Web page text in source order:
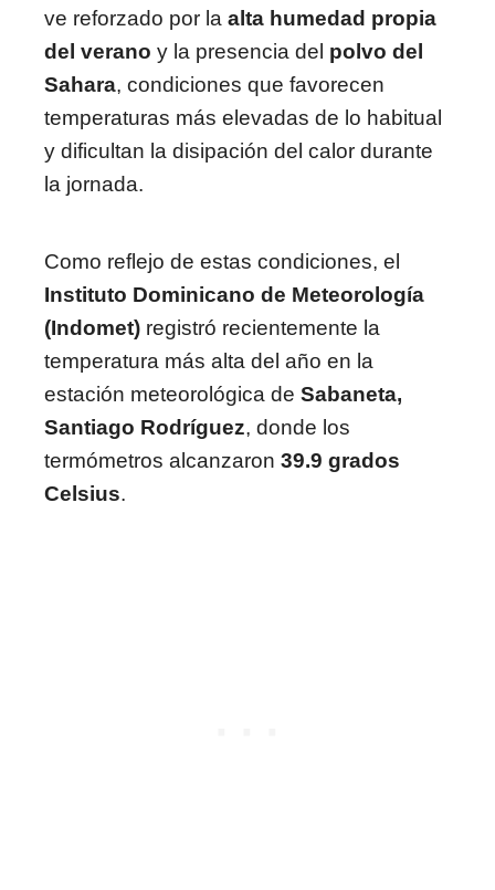
ve reforzado por la alta humedad propia
del verano y la presencia del polvo del
Sahara, condiciones que favorecen
temperaturas más elevadas de lo habitual
y dificultan la disipación del calor durante
la jornada.
Como reflejo de estas condiciones, el
Instituto Dominicano de Meteorología
(Indomet) registró recientemente la
temperatura más alta del año en la
estación meteorológica de Sabaneta,
Santiago Rodríguez, donde los
termómetros alcanzaron 39.9 grados
Celsius.